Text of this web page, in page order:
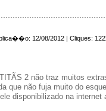
12/08/2012 | Cliques:
2 não traz muitos
que não fuja muito do
disponibilizado na internet